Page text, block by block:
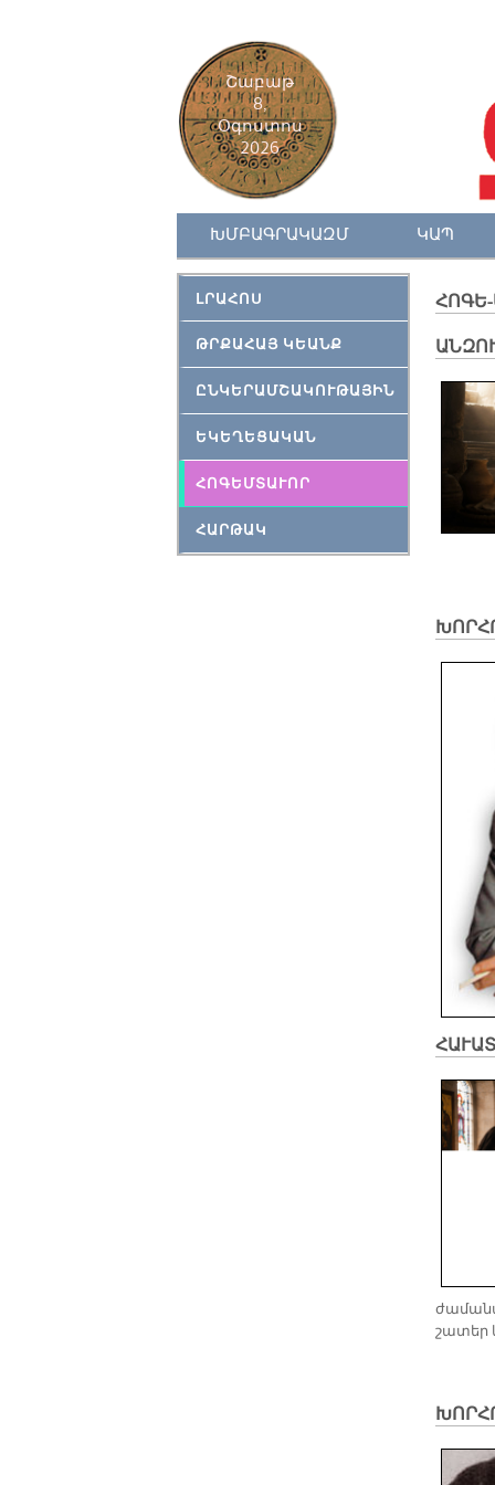
Շաբաթ
8,
Օգոստոս
2026
ԽՄԲԱԳՐԱԿԱԶՄ ԿԱՊ
ԼՐԱՀՈՍ
ԹՐՔԱՀԱՅ ԿԵԱՆՔ
ԸՆԿԵՐԱՄՇԱԿՈՒԹԱՅԻՆ
ԵԿԵՂԵՑԱԿԱՆ
ՀՈԳԵՄՏԱՒՈՐ
ՀԱՐԹԱԿ
շատեր